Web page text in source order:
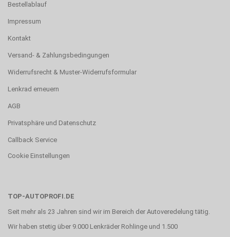
Bestellablauf
Impressum
Kontakt
Versand- & Zahlungsbedingungen
Widerrufsrecht & Muster-Widerrufsformular
Lenkrad erneuern
AGB
Privatsphäre und Datenschutz
Callback Service
Cookie Einstellungen
TOP-AUTOPROFI.DE
Seit mehr als 23 Jahren sind wir im Bereich der Autoveredelung tätig.
Wir haben stetig über 9.000 Lenkräder Rohlinge und 1.500